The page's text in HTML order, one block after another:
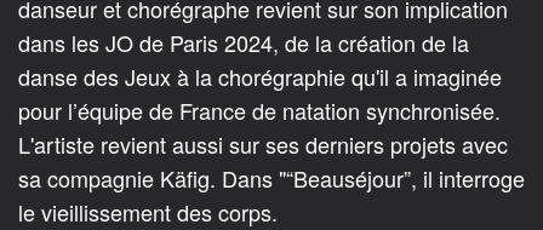
danseur et chorégraphe revient sur son implication
dans les JO de Paris 2024, de la création de la
danse des Jeux à la chorégraphie qu'il a imaginée
pour l’équipe de France de natation synchronisée.
L'artiste revient aussi sur ses derniers projets avec
sa compagnie Käfig. Dans "“Beauséjour”, il interroge
le vieillissement des corps.